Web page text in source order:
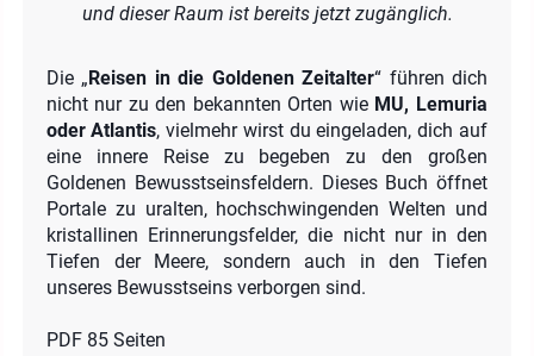
und dieser Raum ist bereits jetzt zugänglich.
Die „Reisen in die Goldenen Zeitalter“ führen dich
nicht nur zu den bekannten Orten wie MU, Lemuria
oder Atlantis, vielmehr wirst du eingeladen, dich auf
eine innere Reise zu begeben zu den großen
Goldenen Bewusstseinsfeldern. Dieses Buch öffnet
Portale zu uralten, hochschwingenden Welten und
kristallinen Erinnerungsfelder, die nicht nur in den
Tiefen der Meere, sondern auch in den Tiefen
unseres Bewusstseins verborgen sind.
PDF 85 Seiten